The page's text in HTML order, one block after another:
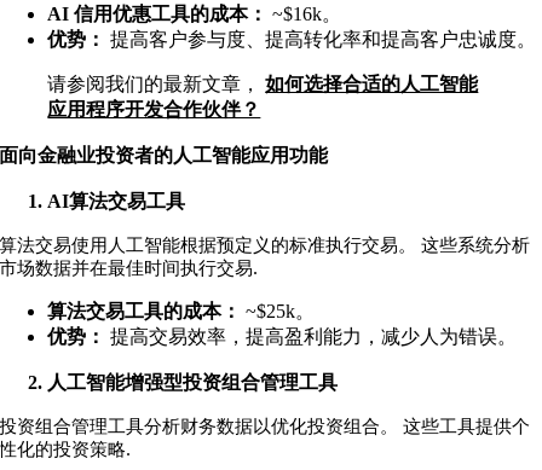
AI 信用优惠工具的成本： ~$16k。
优势：提高客户参与度、提高转化率和提高客户忠诚度。
请参阅我们的最新文章，如何选择合适的人工智能
应用程序开发合作伙伴？
面向金融业投资者的人工智能应用功能
AI算法交易工具
算法交易使用人工智能根据预定义的标准执行交易。 这些系统分析
市场数据并在最佳时间执行交易.
算法交易工具的成本： ~$25k。
优势：提高交易效率，提高盈利能力，减少人为错误。
人工智能增强型投资组合管理工具
投资组合管理工具分析财务数据以优化投资组合。 这些工具提供个
性化的投资策略.